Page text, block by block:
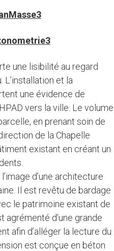
une lisibilité au regard
L’installation et la
une évidence de
vers la ville. Le volume
en prenant soin de
de la Chapelle
existant en créant un
d’une architecture
Il est revêtu de bardage
le patrimoine existant de
agrémenté d’une grande
afin d’alléger la lecture du
est conçue en béton